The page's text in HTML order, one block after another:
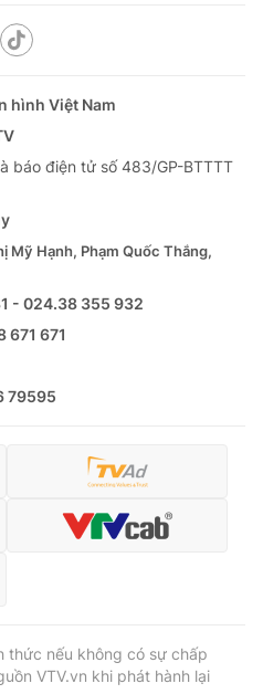
Podcast
Shorts video
Bất động sản
hình Việt Nam
báo điện tử số 483/GP-BTTTT
Mỹ Hạnh, Phạm Quốc Thắng,
- 024.38 355 932
671 671
79595
thức nếu không có sự chấp
VTV.vn khi phát hành lại